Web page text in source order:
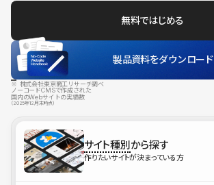
無料ではじめる
製品資料をダウンロード
※ 株式会社東京商工リサーチ調べ
ノーコードCMSで作成された
国内のWebサイトの実績数
（2025年12月末時点）
サイト種別から探す
作りたいサイトが決まっている方